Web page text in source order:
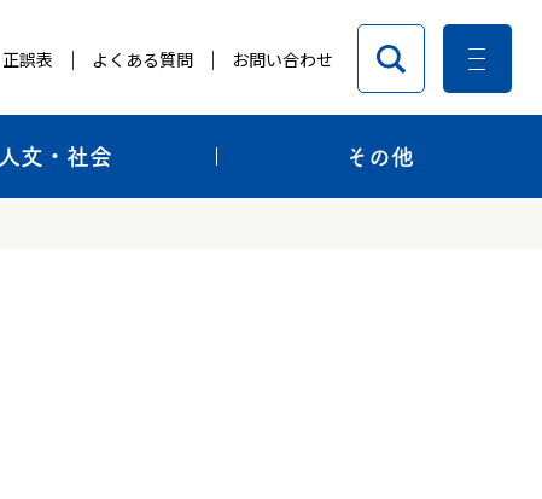
正誤表 よくある質問 お問い合わせ
人文・社会 その他